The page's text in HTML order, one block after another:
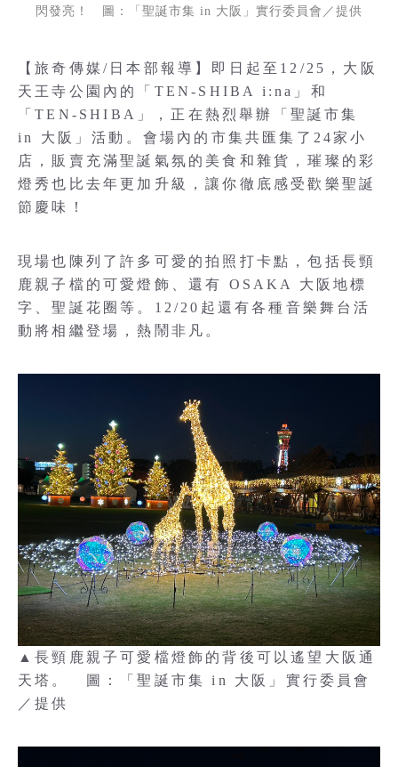
閃發亮！ 圖：「聖誕市集 in 大阪」實行委員會／提供
【旅奇傳媒/日本部報導】即日起至12/25，大阪
天王寺公園內的「TEN-SHIBA i:na」和
「TEN-SHIBA」，正在熱烈舉辦「聖誕市集
in 大阪」活動。會場內的市集共匯集了24家小
店，販賣充滿聖誕氣氛的美食和雜貨，璀璨的彩
燈秀也比去年更加升級，讓你徹底感受歡樂聖誕
節慶味！
現場也陳列了許多可愛的拍照打卡點，包括長頸
鹿親子檔的可愛燈飾、還有 OSAKA 大阪地標
字、聖誕花圈等。12/20起還有各種音樂舞台活
動將相繼登場，熱鬧非凡。
▲長頸鹿親子可愛檔燈飾的背後可以遙望大阪通
天塔。 圖：「聖誕市集 in 大阪」實行委員會
／提供